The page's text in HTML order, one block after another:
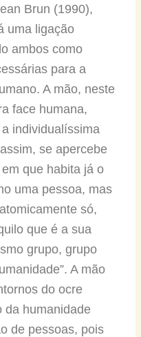
Brun (1990),
uma ligação
ambos como
para a
A mão, neste
face humana,
individualíssima
se apercebe
que habita já o
uma pessoa, mas
só,
que é a sua
grupo, grupo
A mão
do ocre
da humanidade
de pessoas, pois